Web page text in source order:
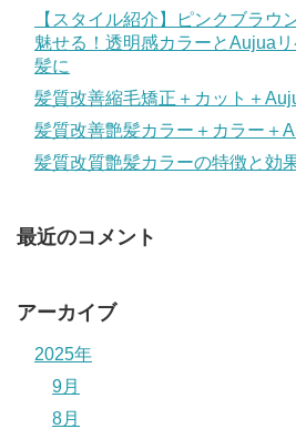
【スタイル紹介】ピンクブラウ
魅せる！透明感カラーとAujua
髪に
髪質改善縮毛矯正＋カット＋
髪質改善艶髪カラー＋カラー＋
髪質改質艶髪カラーの特徴と効
最近のコメント
アーカイブ
2025年
9月
8月